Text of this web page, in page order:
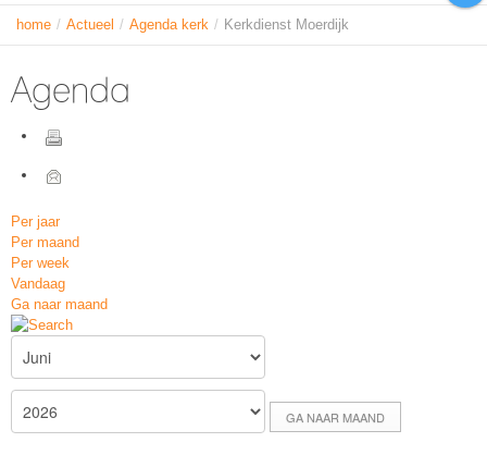
home / Actueel / Agenda kerk / Kerkdienst Moerdijk
Agenda
Per jaar
Per maand
Per week
Vandaag
Ga naar maand
GA NAAR MAAND